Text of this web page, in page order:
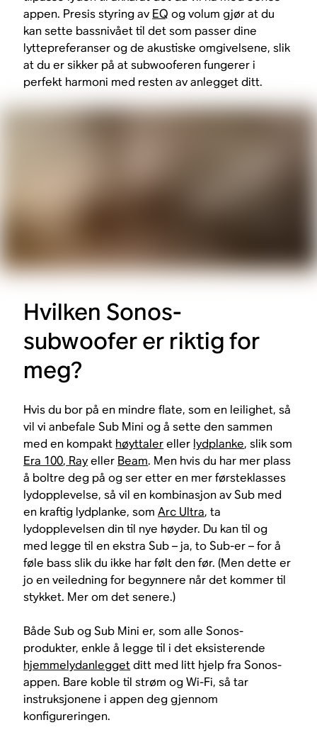
appen. Presis styring av EQ og volum gjør at du
kan sette bassnivået til det som passer dine
lyttepreferanser og de akustiske omgivelsene, slik
at du er sikker på at subwooferen fungerer i
perfekt harmoni med resten av anlegget ditt.
Hvilken Sonos-
subwoofer er riktig for
meg?
Hvis du bor på en mindre flate, som en leilighet, så
vil vi anbefale Sub Mini og å sette den sammen
med en kompakt høyttalereller lydplanke, slik som
Era 100, Rayeller Beam. Men hvis du har mer plass
å boltre deg på og ser etter en mer førsteklasses
lydopplevelse, så vil en kombinasjon av Sub med
en kraftig lydplanke, somArc Ultra, ta
lydopplevelsen din til nye høyder. Du kan til og
med legge til en ekstra Sub – ja, to Sub-er – for å
føle bass slik du ikke har følt den før. (Men dette er
jo en veiledning for begynnere når det kommer til
stykket. Mer om det senere.)
Både Sub og Sub Mini er, som alle Sonos-
produkter, enkle å legge til i det eksisterende
hjemmelydanleggetditt med litt hjelp fra Sonos-
appen. Bare koble til strøm og Wi-Fi, så tar
instruksjonene i appen deg gjennom
konfigureringen.